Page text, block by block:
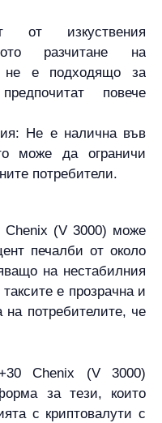
от изкуствения
разчитане на
е подходящо за
повече
Не е налична във
може да ограничи
потребители.
Chenix (V 3000) може
печалби от около
на нестабилния
е прозрачна и
на потребителите, че
Chenix (V 3000)
за тези, които
с криптовалути с